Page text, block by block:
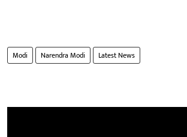
Modi Narendra Modi Latest News